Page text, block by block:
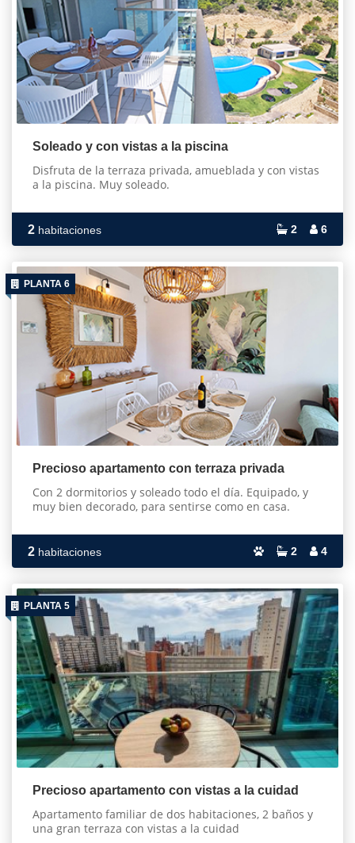
Soleado y con vistas a la piscina
Disfruta de la terraza privada, amueblada y con vistas
a la piscina. Muy soleado.
2 habitaciones 2 6
PLANTA 6
Precioso apartamento con terraza privada
Con 2 dormitorios y soleado todo el día. Equipado, y
muy bien decorado, para sentirse como en casa.
2 habitaciones 2 4
PLANTA 5
Precioso apartamento con vistas a la cuidad
Apartamento familiar de dos habitaciones, 2 baños y
una gran terraza con vistas a la cuidad